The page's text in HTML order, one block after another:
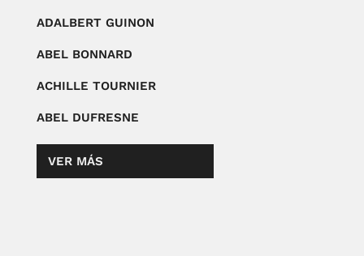
ADALBERT GUINON
ABEL BONNARD
ACHILLE TOURNIER
ABEL DUFRESNE
VER MÁS